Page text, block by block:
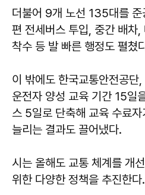
더불어 9개 노선 135대를 준
편 전세버스 투입, 중간 배차
착수 등 발 빠른 행정도 펼쳤
이 밖에도 한국교통안전공단
운전자 양성 교육 기간 15일
스 5일로 단축해 교육 수료
늘리는 결과도 끌어냈다.
시는 올해도 교통 체계를 개
위한 다양한 정책을 추진한다.